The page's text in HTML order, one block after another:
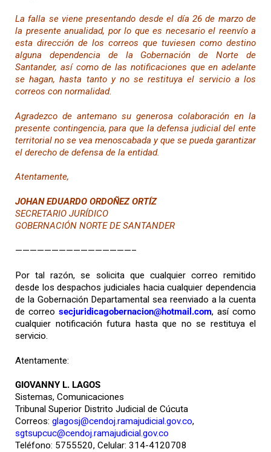
La falla se viene presentando desde el día 26 de marzo de
la presente anualidad, por lo que es necesario el reenvío a
esta dirección de los correos que tuviesen como destino
alguna dependencia de la Gobernación de Norte de
Santander, así como de las notificaciones que en adelante
se hagan, hasta tanto y no se restituya el servicio a los
correos con normalidad.
Agradezco de antemano su generosa colaboración en la
presente contingencia, para que la defensa judicial del ente
territorial no se vea menoscabada y que se pueda garantizar
el derecho de defensa de la entidad.
Atentamente,
JOHAN EDUARDO ORDOÑEZ ORTÍZ
SECRETARIO JURÍDICO
GOBERNACIÓN NORTE DE SANTANDER
————————————————–
Por tal razón, se solicita que cualquier correo remitido
desde los despachos judiciales hacia cualquier dependencia
de la Gobernación Departamental sea reenviado a la cuenta
de correo secjuridicagobernacion@hotmail.com, así como
cualquier notificación futura hasta que no se restituya el
servicio.
Atentamente:
GIOVANNY L. LAGOS
Sistemas, Comunicaciones
Tribunal Superior Distrito Judicial de Cúcuta
Correos: glagosj@cendoj.ramajudicial.gov.co,
sgtsupcuc@cendoj.ramajudicial.gov.co
Teléfono: 5755520, Celular: 314-4120708